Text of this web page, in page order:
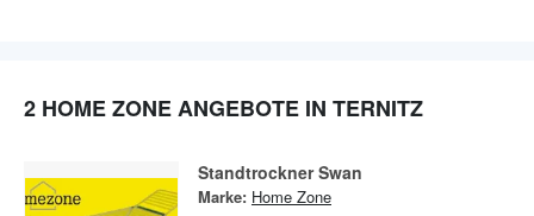
2 HOME ZONE ANGEBOTE IN TERNITZ
Standtrockner Swan
Marke: Home Zone